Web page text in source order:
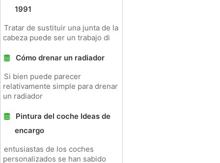
1991
Tratar de sustituir una junta de la
cabeza puede ser un trabajo di
Cómo drenar un radiador
Si bien puede parecer
relativamente simple para drenar
un radiador
Pintura del coche Ideas de
encargo
entusiastas de los coches
personalizados se han sabido